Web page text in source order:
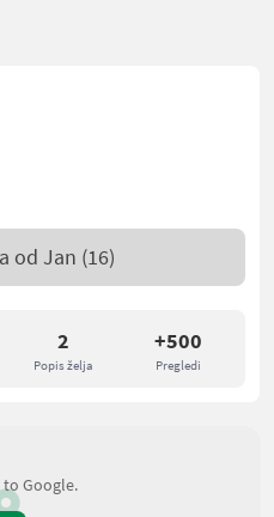
2
Popis želja
+500
Pregledi
od Jan (16)
Google.